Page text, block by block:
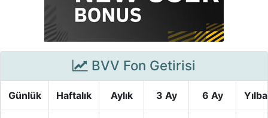
BVV Fon Getirisi
Günlük Haftalık Aylık 3 Ay 6 Ay